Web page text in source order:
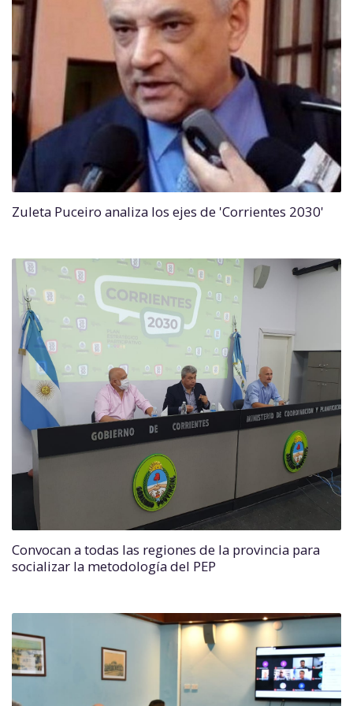
Zuleta Puceiro analiza los ejes de 'Corrientes 2030'
Convocan a todas las regiones de la provincia para
socializar la metodología del PEP